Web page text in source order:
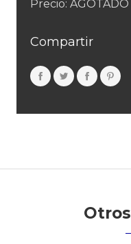
Precio: AGOTADO
Compartir
Otros